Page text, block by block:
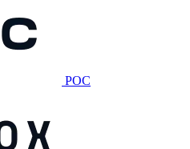
POC